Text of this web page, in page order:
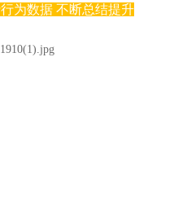
为数据 不断总结提升